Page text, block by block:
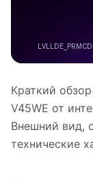
Краткий
V45WE от
Внешний вид,
технические